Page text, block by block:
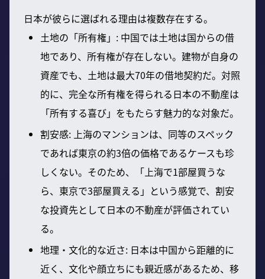
日本が彼らに選ばれる理由は複数存在する。
土地の「所有権」: 中国では土地は国からの借
地であり、所有権が存在しない。建物が自身の
資産でも、土地は最大70年の借地契約だ。対照
的に、完全な所有権を得られる日本の不動産は
「所有する喜び」をもたらす魅力的な対象だ。
割安感: 上海のマンションは、同等のスペック
であれば東京の約3倍の価格であるケースも珍
しくない。そのため、「上海で1部屋買うな
ら、東京で3部屋買える」という感覚で、割安
な投資先として日本の不動産が評価されてい
る。
地理・文化的な近さ: 日本は中国から距離的に
近く、文化や顔立ちにも親近感があるため、移